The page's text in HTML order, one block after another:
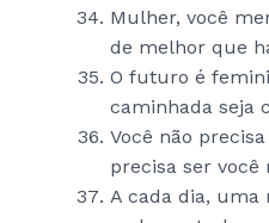
Mulher, você
de melhor que
O futuro é
caminhada seja
Você não
precisa ser você
A cada dia,